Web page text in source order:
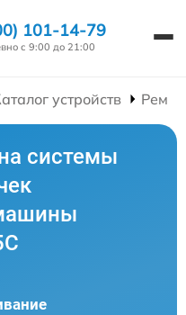
101-14-79
с 9:00 до 21:00
устройств
системы